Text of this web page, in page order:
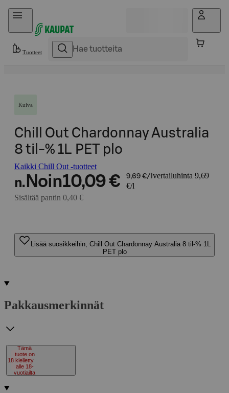
Hyppää sisältöön
Tuotteet
Kuiva
Chill Out Chardonnay Australia
8 til-% 1L PET plo
Kaikki Chill Out -tuotteet
n. Noin10,09 € 9,69 €/l vertailuhinta 9,69
€/l
Sisältää pantin 0,40 €
Lisää suosikkeihin, Chill Out Chardonnay Australia 8 til-% 1L
PET plo
Pakkausmerkinnät
18
Tämä
tuote on
kielletty
alle 18-
vuotiailta